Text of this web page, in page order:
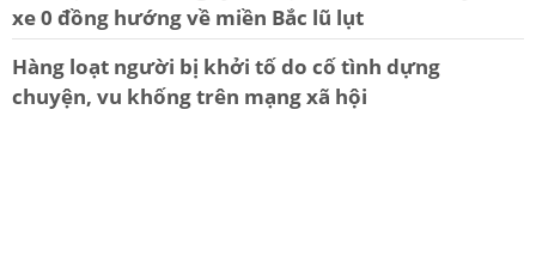
xe 0 đồng hướng về miền Bắc lũ lụt
Hàng loạt người bị khởi tố do cố tình dựng
chuyện, vu khống trên mạng xã hội